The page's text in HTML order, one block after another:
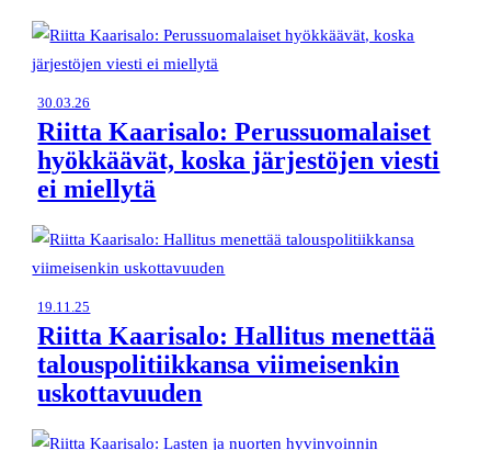
30.03.26
Riitta Kaarisalo: Perussuomalaiset
hyökkäävät, koska järjestöjen viesti
ei miellytä
19.11.25
Riitta Kaarisalo: Hallitus menettää
talouspolitiikkansa viimeisenkin
uskottavuuden